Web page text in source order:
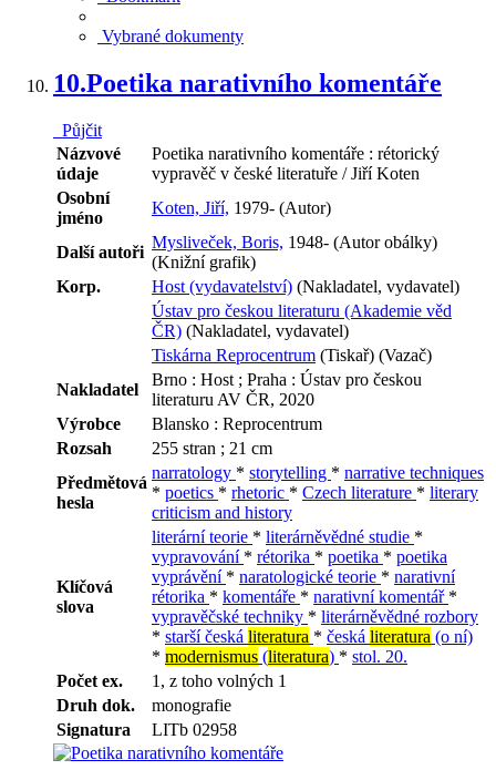
Vybrané dokumenty
10.Poetika narativního komentáře
Půjčit
Názvové
údaje
Poetika narativního komentáře : rétorický
vypravěč v české literatuře / Jiří Koten
Osobní
jméno
Koten, Jiří, 1979- (Autor)
Další autoři
Mysliveček, Boris, 1948- (Autor obálky)
(Knižní grafik)
Korp.
Host (vydavatelství) (Nakladatel, vydavatel)
Ústav pro českou literaturu (Akademie věd
ČR) (Nakladatel, vydavatel)
Tiskárna Reprocentrum (Tiskař) (Vazač)
Nakladatel
Brno : Host ; Praha : Ústav pro českou
literaturu AV ČR, 2020
Výrobce
Blansko : Reprocentrum
Rozsah
255 stran ; 21 cm
Předmětová
hesla
narratology * storytelling * narrative techniques
* poetics * rhetoric * Czech literature * literary
criticism and history
Klíčová
slova
literární teorie * literárněvědné studie *
vypravování * rétorika * poetika * poetika
vyprávění * naratologické teorie * narativní
rétorika * komentáře * narativní komentář *
vypravěčské techniky * literárněvědné rozbory
* starší česká literatura * česká literatura (o ní)
* modernismus (literatura) * stol. 20.
Počet ex.
1, z toho volných 1
Druh dok.
monografie
Signatura
LITb 02958